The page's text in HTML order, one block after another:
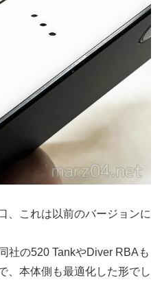
、これは以前のバージョンに
社の520 TankやDiver RBAも
、本体側も最適化した形でし